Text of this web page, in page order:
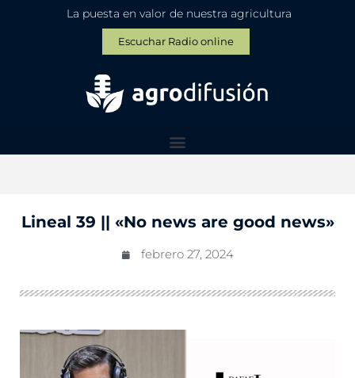
La puesta en valor de nuestra agricultura
Escuchar Radio online
Lineal 39 || «No news are good news»
febrero 27, 2024